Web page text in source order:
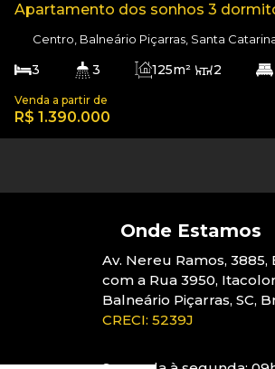
Apartamento dos sonhos 3
R$ 1.390.000
Centro, Balneário Piçarras, Santa
3 3 125m² 2
Av. Nereu Ramos, 3885,
com a Rua 3950,
Balneário Piçarras, SC,
CRECI: 5239J